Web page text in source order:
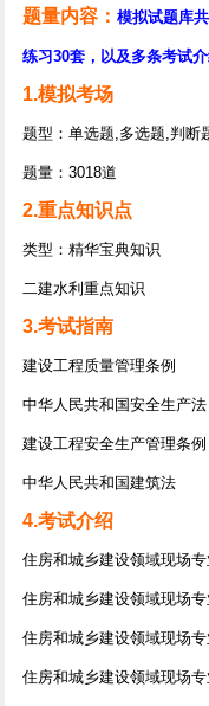
题量内容：模拟试题库
练习30套，以及多条考试
1.模拟考场
题型：单选题,多选题,判断
题量：3018道
2.重点知识点
类型：精华宝典知识
二建水利重点知识
3.考试指南
建设工程质量管理条例
中华人民共和国安全生产法
建设工程安全生产管理条例
中华人民共和国建筑法
4.考试介绍
住房和城乡建设领域现场
住房和城乡建设领域现场
住房和城乡建设领域现场
住房和城乡建设领域现场